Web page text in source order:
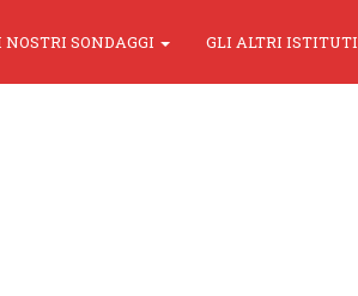
NOSTRI SONDAGGI GLI ALTRI ISTITUTI